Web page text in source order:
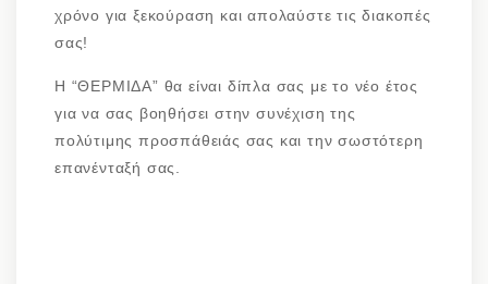
χρόνο για ξεκούραση και απολαύστε τις διακοπές
σας!
Η “ΘΕΡΜΙΔΑ” θα είναι δίπλα σας με το νέο έτος
για να σας βοηθήσει στην συνέχιση της
πολύτιμης προσπάθειάς σας και την σωστότερη
επανένταξή σας.